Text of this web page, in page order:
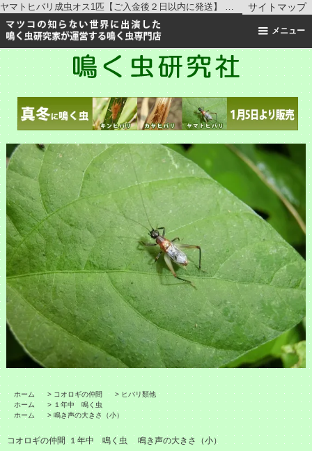
ヤマトヒバリ成虫オス1匹【ご入金後２日以内に発送】 ｜ コオロギの仲間 ｜鳴く虫研究社 | スズムシ マツムシ キリギリス 通販 サイトマップ
メニュー
ホーム > コオロギの仲間 > ヒバリ類他
ホーム
> １年中 鳴く虫
ホーム
> 鳴き声の大きさ（小）
コオロギの仲間 １年中 鳴く虫 鳴き声の大きさ（小）